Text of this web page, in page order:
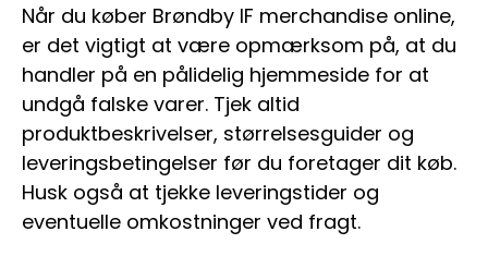
Når du køber Brøndby IF merchandise online,
er det vigtigt at være opmærksom på, at du
handler på en pålidelig hjemmeside for at
undgå falske varer. Tjek altid
produktbeskrivelser, størrelsesguider og
leveringsbetingelser før du foretager dit køb.
Husk også at tjekke leveringstider og
eventuelle omkostninger ved fragt.